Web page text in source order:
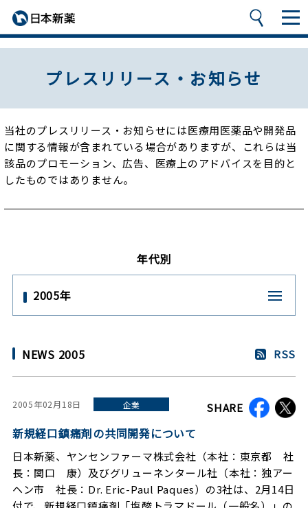
プレスリリース・お知らせ
当社のプレスリリース・お知らせには医療用医薬品や開発品
に関する情報が含まれている場合がありますが、
これらは当
該品のプロモーション、広告、医療上のアドバイスを目的と
したものではありません。
年代別
2005年
NEWS 2005 RSS
2005年02月18日 企業 SHARE
新規経口鎮痛剤の共同開発について
日本新薬、ヤンセンファーマ株式会社（本社：東京都 社
長：関口 康）及びグリューネンタール社（本社：独アー
ヘン市 社長：Dr. Eric-Paul Paques）の3社は、2月14日